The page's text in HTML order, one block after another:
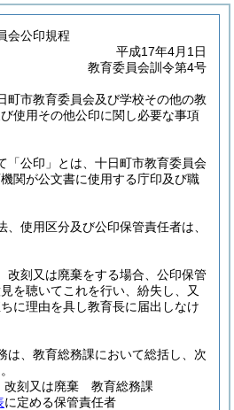
会公印規程
平成17年4月1日
教育委員会訓令第4号
町市教育委員会及び学校その他の教
使用その他公印に関し必要な事項
「公印」とは、十日町市教育委員会
関が公文書に使用する庁印及び職
、使用区分及び公印保管責任者は、
改刻又は廃棄をする場合、公印保管
を聴いてこれを行い、紛失し、又
に理由を具し教育長に届出しなけ
は、教育総務課において総括し、次
改刻又は廃棄 教育総務課
に定める保管責任者